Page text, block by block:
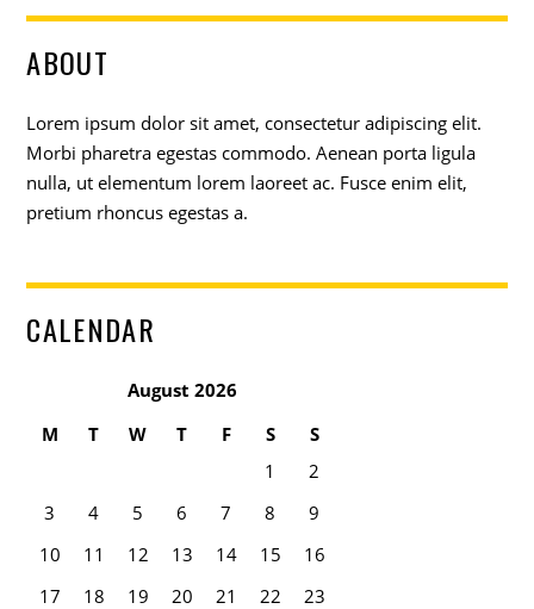
ABOUT
Lorem ipsum dolor sit amet, consectetur adipiscing elit.
Morbi pharetra egestas commodo. Aenean porta ligula
nulla, ut elementum lorem laoreet ac. Fusce enim elit,
pretium rhoncus egestas a.
CALENDAR
August 2026
M
T W T F S
S
1
2
3
4 5 6 7 8
9
10
11 12 13 14 15
16
17
18 19 20 21 22
23